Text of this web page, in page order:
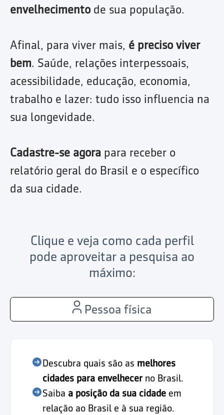
envelhecimento de sua população.
Afinal, para viver mais, é preciso viver
bem. Saúde, relações interpessoais,
acessibilidade, educação, economia,
trabalho e lazer: tudo isso influencia na
sua longevidade.
Cadastre-se agora para receber o
relatório geral do Brasil e o específico
da sua cidade.
Clique e veja como cada perfil
pode aproveitar a pesquisa ao
máximo:
Pessoa física
Descubra quais são as melhores
cidades para envelhecerno Brasil.
Saiba a posição da sua cidade em
relação ao Brasil e à sua região.